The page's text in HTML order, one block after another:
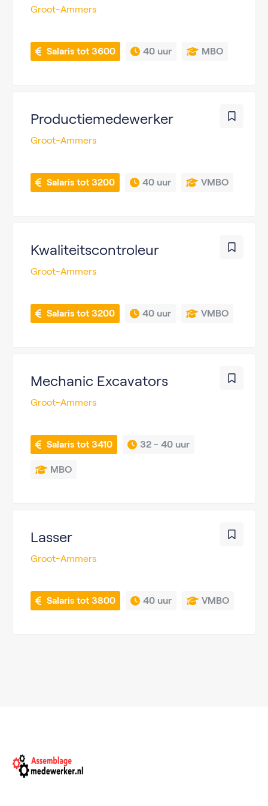
Groot-Ammers
Salaris tot 3600 40 uur MBO
Productiemedewerker
Groot-Ammers
Salaris tot 3200 40 uur VMBO
Kwaliteitscontroleur
Groot-Ammers
Salaris tot 3200 40 uur VMBO
Mechanic Excavators
Groot-Ammers
Salaris tot 3410 32 - 40 uur
MBO
Lasser
Groot-Ammers
Salaris tot 3800 40 uur VMBO